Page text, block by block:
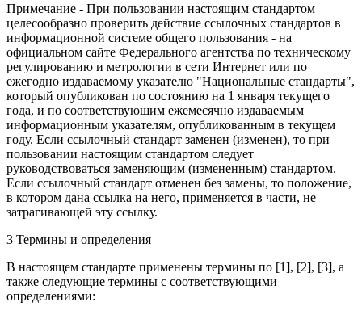
Примечание - При пользовании настоящим стандартом
целесообразно проверить действие ссылочных стандартов в
информационной системе общего пользования - на
официальном сайте Федерального агентства по техническому
регулированию и метрологии в сети Интернет или по
ежегодно издаваемому указателю "Национальные стандарты",
который опубликован по состоянию на 1 января текущего
года, и по соответствующим ежемесячно издаваемым
информационным указателям, опубликованным в текущем
году. Если ссылочный стандарт заменен (изменен), то при
пользовании настоящим стандартом следует
руководствоваться заменяющим (измененным) стандартом.
Если ссылочный стандарт отменен без замены, то положение,
в котором дана ссылка на него, применяется в части, не
затрагивающей эту ссылку.
3 Термины и определения
В настоящем стандарте применены термины по [1], [2], [3], а
также следующие термины с соответствующими
определениями: